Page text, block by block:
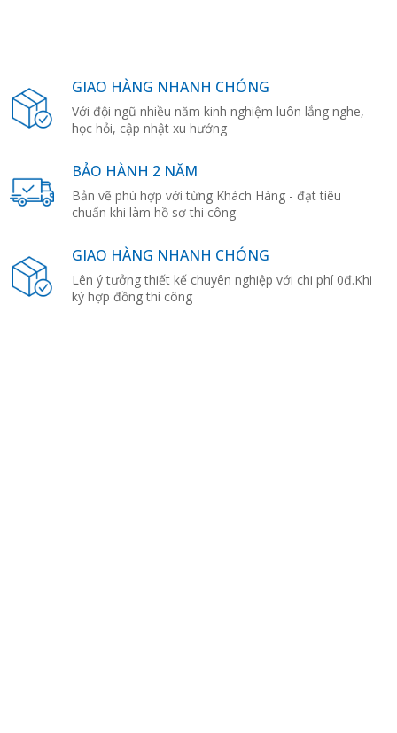
GIAO HÀNG NHANH CHÓNG
Với đội ngũ nhiều năm kinh nghiệm luôn lắng nghe,
học hỏi, cập nhật xu hướng
BẢO HÀNH 2 NĂM
Bản vẽ phù hợp với từng Khách Hàng - đạt tiêu
chuẩn khi làm hồ sơ thi công
GIAO HÀNG NHANH CHÓNG
Lên ý tưởng thiết kế chuyên nghiệp với chi phí 0đ.Khi
ký hợp đồng thi công